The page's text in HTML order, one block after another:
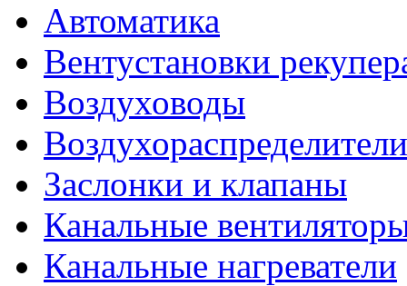
Автоматика
Вентустановки
Воздуховоды
Воздухораспределители
Заслонки и клапаны
Канальные
Канальные нагреватели